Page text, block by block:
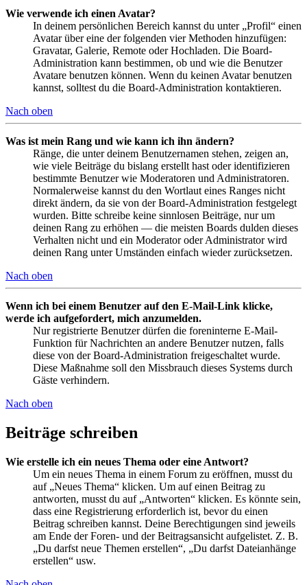
Wie verwende ich einen Avatar?
In deinem persönlichen Bereich kannst du unter „Profil“ einen
Avatar über eine der folgenden vier Methoden hinzufügen:
Gravatar, Galerie, Remote oder Hochladen. Die Board-
Administration kann bestimmen, ob und wie die Benutzer
Avatare benutzen können. Wenn du keinen Avatar benutzen
kannst, solltest du die Board-Administration kontaktieren.
Nach oben
Was ist mein Rang und wie kann ich ihn ändern?
Ränge, die unter deinem Benutzernamen stehen, zeigen an,
wie viele Beiträge du bislang erstellt hast oder identifizieren
bestimmte Benutzer wie Moderatoren und Administratoren.
Normalerweise kannst du den Wortlaut eines Ranges nicht
direkt ändern, da sie von der Board-Administration festgelegt
wurden. Bitte schreibe keine sinnlosen Beiträge, nur um
deinen Rang zu erhöhen — die meisten Boards dulden dieses
Verhalten nicht und ein Moderator oder Administrator wird
deinen Rang unter Umständen einfach wieder zurücksetzen.
Nach oben
Wenn ich bei einem Benutzer auf den E-Mail-Link klicke,
werde ich aufgefordert, mich anzumelden.
Nur registrierte Benutzer dürfen die foreninterne E-Mail-
Funktion für Nachrichten an andere Benutzer nutzen, falls
diese von der Board-Administration freigeschaltet wurde.
Diese Maßnahme soll den Missbrauch dieses Systems durch
Gäste verhindern.
Nach oben
Beiträge schreiben
Wie erstelle ich ein neues Thema oder eine Antwort?
Um ein neues Thema in einem Forum zu eröffnen, musst du
auf „Neues Thema“ klicken. Um auf einen Beitrag zu
antworten, musst du auf „Antworten“ klicken. Es könnte sein,
dass eine Registrierung erforderlich ist, bevor du einen
Beitrag schreiben kannst. Deine Berechtigungen sind jeweils
am Ende der Foren- und der Beitragsansicht aufgelistet. Z. B.
„Du darfst neue Themen erstellen“, „Du darfst Dateianhänge
erstellen“ usw.